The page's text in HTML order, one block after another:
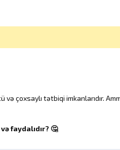
çoxsaylı tətbiqi imkanlarıdır.
faydalıdır? 🤔